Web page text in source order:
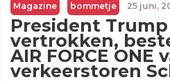
Magazine bommetje 25 juni,
President
vertrokken,
AIR FORCE ONE
verkeerstoren